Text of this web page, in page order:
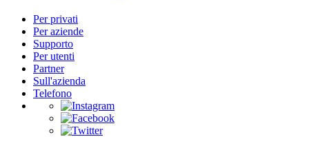
Per privati
Per aziende
Supporto
Per utenti
Partner
Sull'azienda
Telefono